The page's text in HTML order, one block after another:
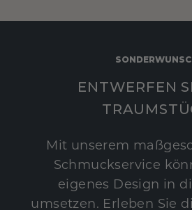
ENTWERFEN
Mit unserem
Schmuckservice
eigenes Design in
umsetzen. Erleben Sie